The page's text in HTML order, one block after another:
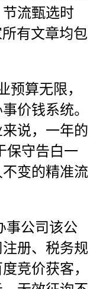
流甄选时
有文章均包
算无限，
价钱系统。
说，一年的
保守告白一
变的精准流
公司该公
册、税务规
竞价获客，